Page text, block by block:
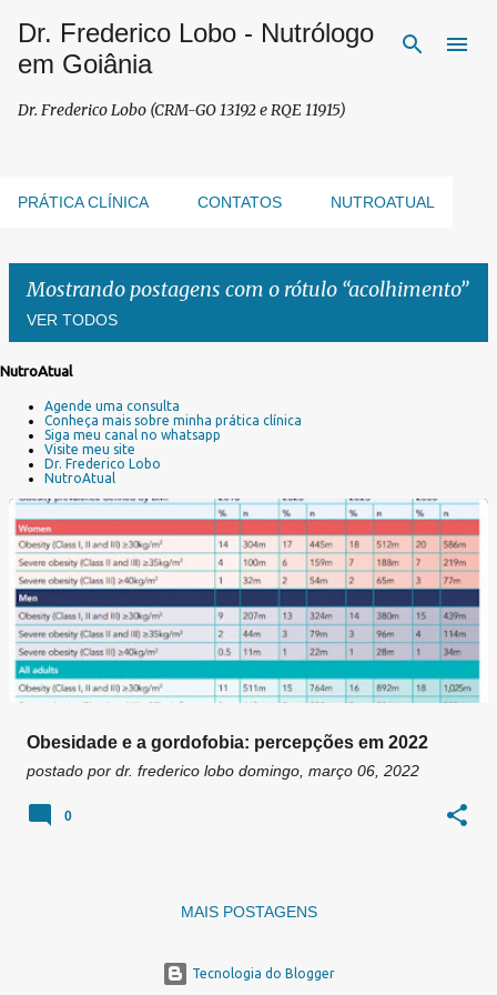
Pular para o conteúdo principal
Dr. Frederico Lobo - Nutrólogo
em Goiânia
Dr. Frederico Lobo (CRM-GO 13192 e RQE 11915)
PRÁTICA CLÍNICA CONTATOS NUTROATUAL
Mostrando postagens com o rótulo acolhimento
VER TODOS
g
NutroAtual
Agende uma consulta
Conheça mais sobre minha prática clínica
Siga meu canal no whatsapp
Visite meu site
Dr. Frederico Lobo
NutroAtual
Obesidade e a gordofobia: percepções em 2022
postado por dr. frederico lobo domingo, março 06, 2022
0
MAIS POSTAGENS
Tecnologia do Blogger